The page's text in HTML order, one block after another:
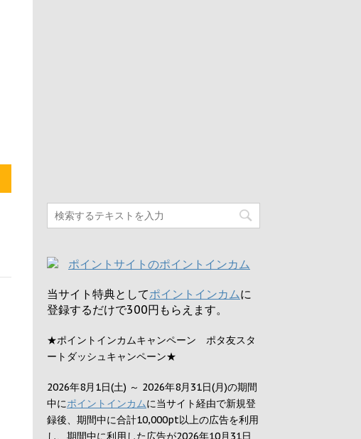
当サイト特典としてポイントインカムに
登録するだけで300円 もらえます。
★ポイントインカムキャンペーン ポタ友スタ
ートダッシュキャンペーン★
2026年8月1日(土) ～ 2026年8月31日(月)の期間
中にポイントインカムに当サイト経由で新規登
録後、期間中に合計10,000pt以上の広告を利用
し、期間中に利用した広告が2026年10月31日